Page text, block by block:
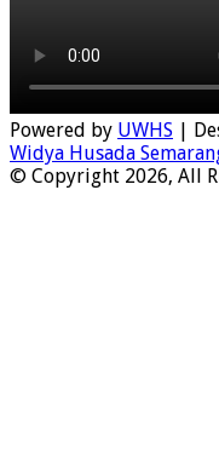
Powered by UWHS |
Widya Husada
© Copyright 2026, All